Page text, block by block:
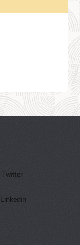
Twitter
Linkedin